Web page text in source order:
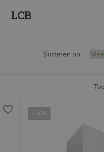
LCB
Sorteren op:
- 40%